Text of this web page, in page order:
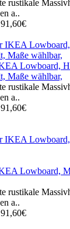
rustikale
a..
Lowboard,
Maße wählbar,
rustikale
a..
Lowboard,
rustikale
a..